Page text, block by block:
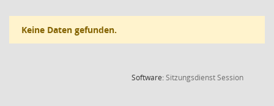
Keine Daten gefunden.
Software:SitzungsdienstSession(Wird in